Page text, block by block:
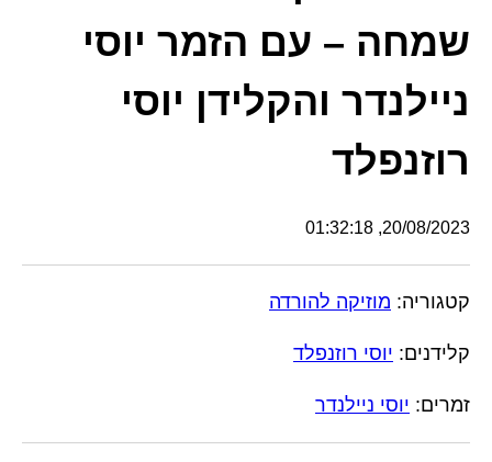
שמחה – עם הזמר יוסי
ניילנדר והקלידן יוסי
רוזנפלד
20/08/2023, 01:32:18
קטגוריה: מוזיקה להורדה
קלידנים: יוסי רוזנפלד
זמרים: יוסי ניילנדר